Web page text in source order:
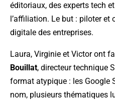
éditoriaux, des experts tech
l’affiliation. Le but : piloter
digitale des entreprises.
Laura, Virginie et Victor ont
Bouillat, directeur technique
format atypique : les Google
nom, plusieurs thématiques